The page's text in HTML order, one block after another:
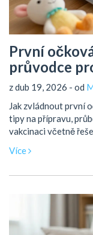
První
průvodce
z dub 19, 2026 - od
Jak zvládnout první
tipy na přípravu,
vakcinaci včetně
Více